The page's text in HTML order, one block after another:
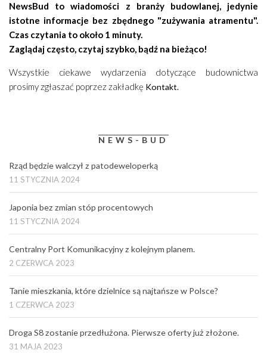
NewsBud to wiadomości z branży budowlanej, jedynie
istotne informacje bez zbędnego "zużywania atramentu".
Czas czytania to około 1 minuty.
Zaglądaj często, czytaj szybko, bądź na bieżąco!
Wszystkie ciekawe wydarzenia dotyczące budownictwa
prosimy zgłaszać poprzez zakładkę Kontakt.
NEWS-BUD
Rząd będzie walczył z patodeweloperką
11 STYCZNIA 2024
Japonia bez zmian stóp procentowych
11 STYCZNIA 2024
Centralny Port Komunikacyjny z kolejnym planem.
2 CZERWCA 2023
Tanie mieszkania, które dzielnice są najtańsze w Polsce?
1 CZERWCA 2023
Droga S8 zostanie przedłużona. Pierwsze oferty już złożone.
31 MAJA 2023